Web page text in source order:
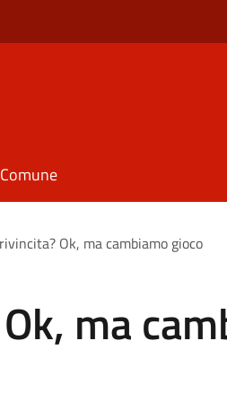
Ok, ma cambiamo gioco
ma